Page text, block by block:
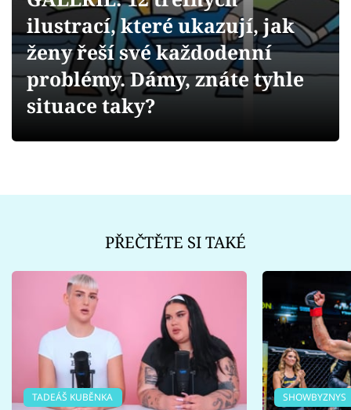
Videa
Sledujte prima+
ilustrací, které ukazují, jak
ženy řeší své každodenní
problémy. Dámy, znáte tyhle
situace taky?
PŘEČTĚTE SI TAKÉ
TADEÁŠ KUBĚNKA SHOWBYZNYS